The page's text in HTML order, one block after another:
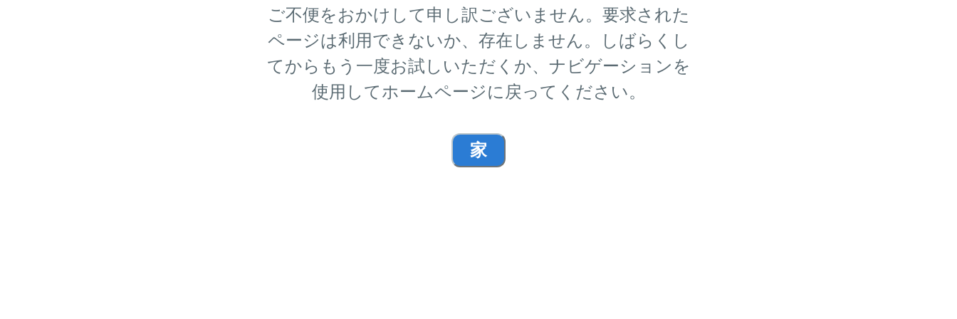
ご不便をおかけして申し訳ございません。要求された
ページは利用できないか、存在しません。しばらくし
てからもう一度お試しいただくか、ナビゲーションを
使用してホームページに戻ってください。
家